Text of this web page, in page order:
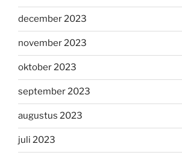
december 2023
november 2023
oktober 2023
september 2023
augustus 2023
juli 2023